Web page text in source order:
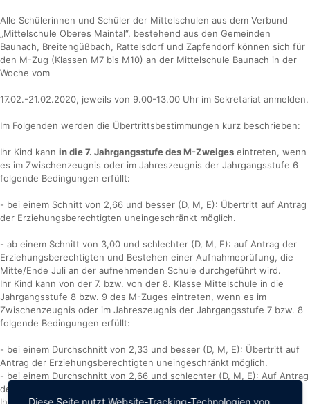
Alle Schülerinnen und Schüler der Mittelschulen aus dem Verbund
„Mittelschule Oberes Maintal“, bestehend aus den Gemeinden
Baunach, Breitengüßbach, Rattelsdorf und Zapfendorf können sich für
den M-Zug (Klassen M7 bis M10) an der Mittelschule Baunach in der
Woche vom
17.02.-21.02.2020, jeweils von 9.00-13.00 Uhr im Sekretariat anmelden.
Im Folgenden werden die Übertrittsbestimmungen kurz beschrieben:
Ihr Kind kann in die 7. Jahrgangsstufe des M-Zweiges eintreten, wenn
es im Zwischenzeugnis oder im Jahreszeugnis der Jahrgangsstufe 6
folgende Bedingungen erfüllt:
- bei einem Schnitt von 2,66 und besser (D, M, E): Übertritt auf Antrag
der Erziehungsberechtigten uneingeschränkt möglich.
- ab einem Schnitt von 3,00 und schlechter (D, M, E): auf Antrag der
Erziehungsberechtigten und Bestehen einer Aufnahmeprüfung, die
Mitte/Ende Juli an der aufnehmenden Schule durchgeführt wird.
Ihr Kind kann von der 7. bzw. von der 8. Klasse Mittelschule in die
Jahrgangsstufe 8 bzw. 9 des M-Zuges eintreten, wenn es im
Zwischenzeugnis oder im Jahreszeugnis der Jahrgangsstufe 7 bzw. 8
folgende Bedingungen erfüllt:
- bei einem Durchschnitt von 2,33 und besser (D, M, E): Übertritt auf
Antrag der Erziehungsberechtigten uneingeschränkt möglich.
- bei einem Durchschnitt von 2,66 und schlechter (D, M, E): Auf Antrag
der Erziehungsberechtigten und Bestehen einer Aufnahmeprüfung.
Diese Seite nutzt Website-Tracking-Technologien von